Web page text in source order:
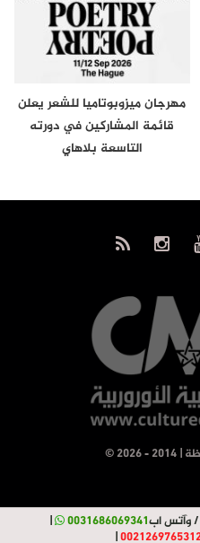
مهرجان ميزوبوتاميا للشعر يعلن
قائمة المشاركين في دورته
التاسعة بلاهاي
2026
/ وآتس اب0031686069341
|
|